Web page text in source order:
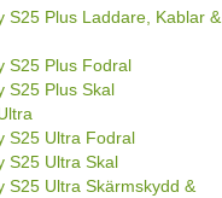
S25 Plus Laddare, Kablar &
S25 Plus Fodral
S25 Plus Skal
S25 Ultra Fodral
S25 Ultra Skal
S25 Ultra Skärmskydd &